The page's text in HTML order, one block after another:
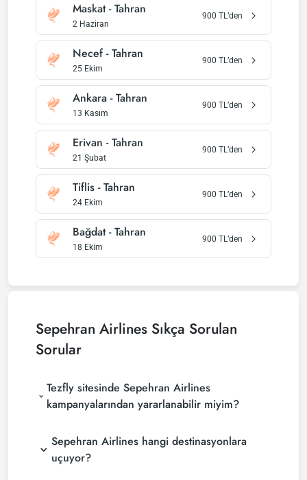
Maskat-Tahran
2 Haziran
900 TL’den
Necef-Tahran
25 Ekim
900 TL’den
Ankara -Tahran
13 Kasım
900 TL’den
Erivan -Tahran
21 Şubat
900 TL’den
Tiflis -Tahran
24 Ekim
900 TL’den
Bağdat-Tahran
18 Ekim
900 TL’den
Sepehran Airlines Sıkça Sorulan
Sorular
Tezfly sitesinde Sepehran Airlines
kampanyalarından yararlanabilir miyim?
Sepehran Airlines hangi destinasyonlara
uçuyor?